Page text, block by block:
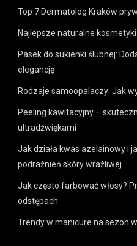
Top 7 Dermatolog Kraków
Najlepsze naturalne
Pasek do sukienki ślubnej:
elegancję
Rodzaje samoopalaczy: Jak
Peeling kawitacyjny –
ultradźwiękami
Jak działa kwas azelainowy i
podrażnień skóry wrażliwej
Jak często farbować włosy?
odstępach
Trendy w manicure na sezon